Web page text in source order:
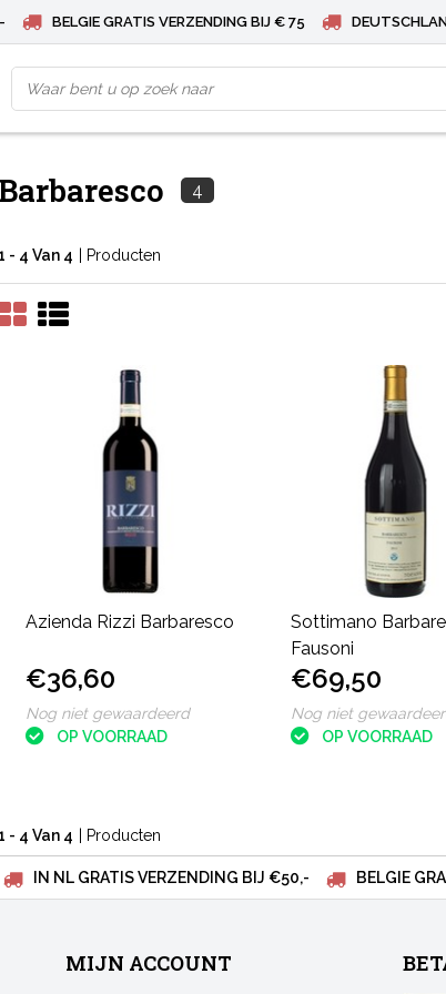
BELGIE GRATIS VERZENDING BIJ € 75
Barbaresco 4
- 4 Van 4 | Producten
Azienda Rizzi Barbaresco
€36,60
Nog niet gewaardeerd
OP VOORRAAD
Sottimano
Fausoni
€69,50
Nog niet
OP VOORRAAD
- 4 Van 4 | Producten
IN NL GRATIS VERZENDING BIJ €50,- BELGIE
MIJN ACCOUNT